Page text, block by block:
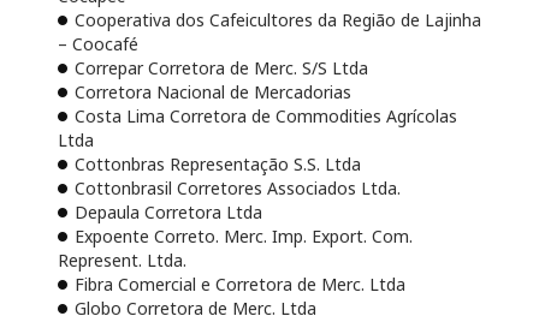
Cooperativa dos Cafeicultores da Região de Lajinha
– Coocafé
Correpar Corretora de Merc. S/S Ltda
Corretora Nacional de Mercadorias
Costa Lima Corretora de Commodities Agrícolas
Ltda
Cottonbras Representação S.S. Ltda
Cottonbrasil Corretores Associados Ltda.
Depaula Corretora Ltda
Expoente Correto. Merc. Imp. Export. Com.
Represent. Ltda.
Fibra Comercial e Corretora de Merc. Ltda
Globo Corretora de Merc. Ltda